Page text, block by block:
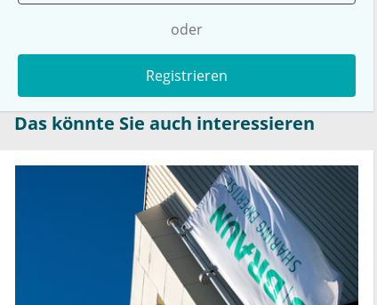
oder
Registrieren
Das könnte Sie auch interessieren